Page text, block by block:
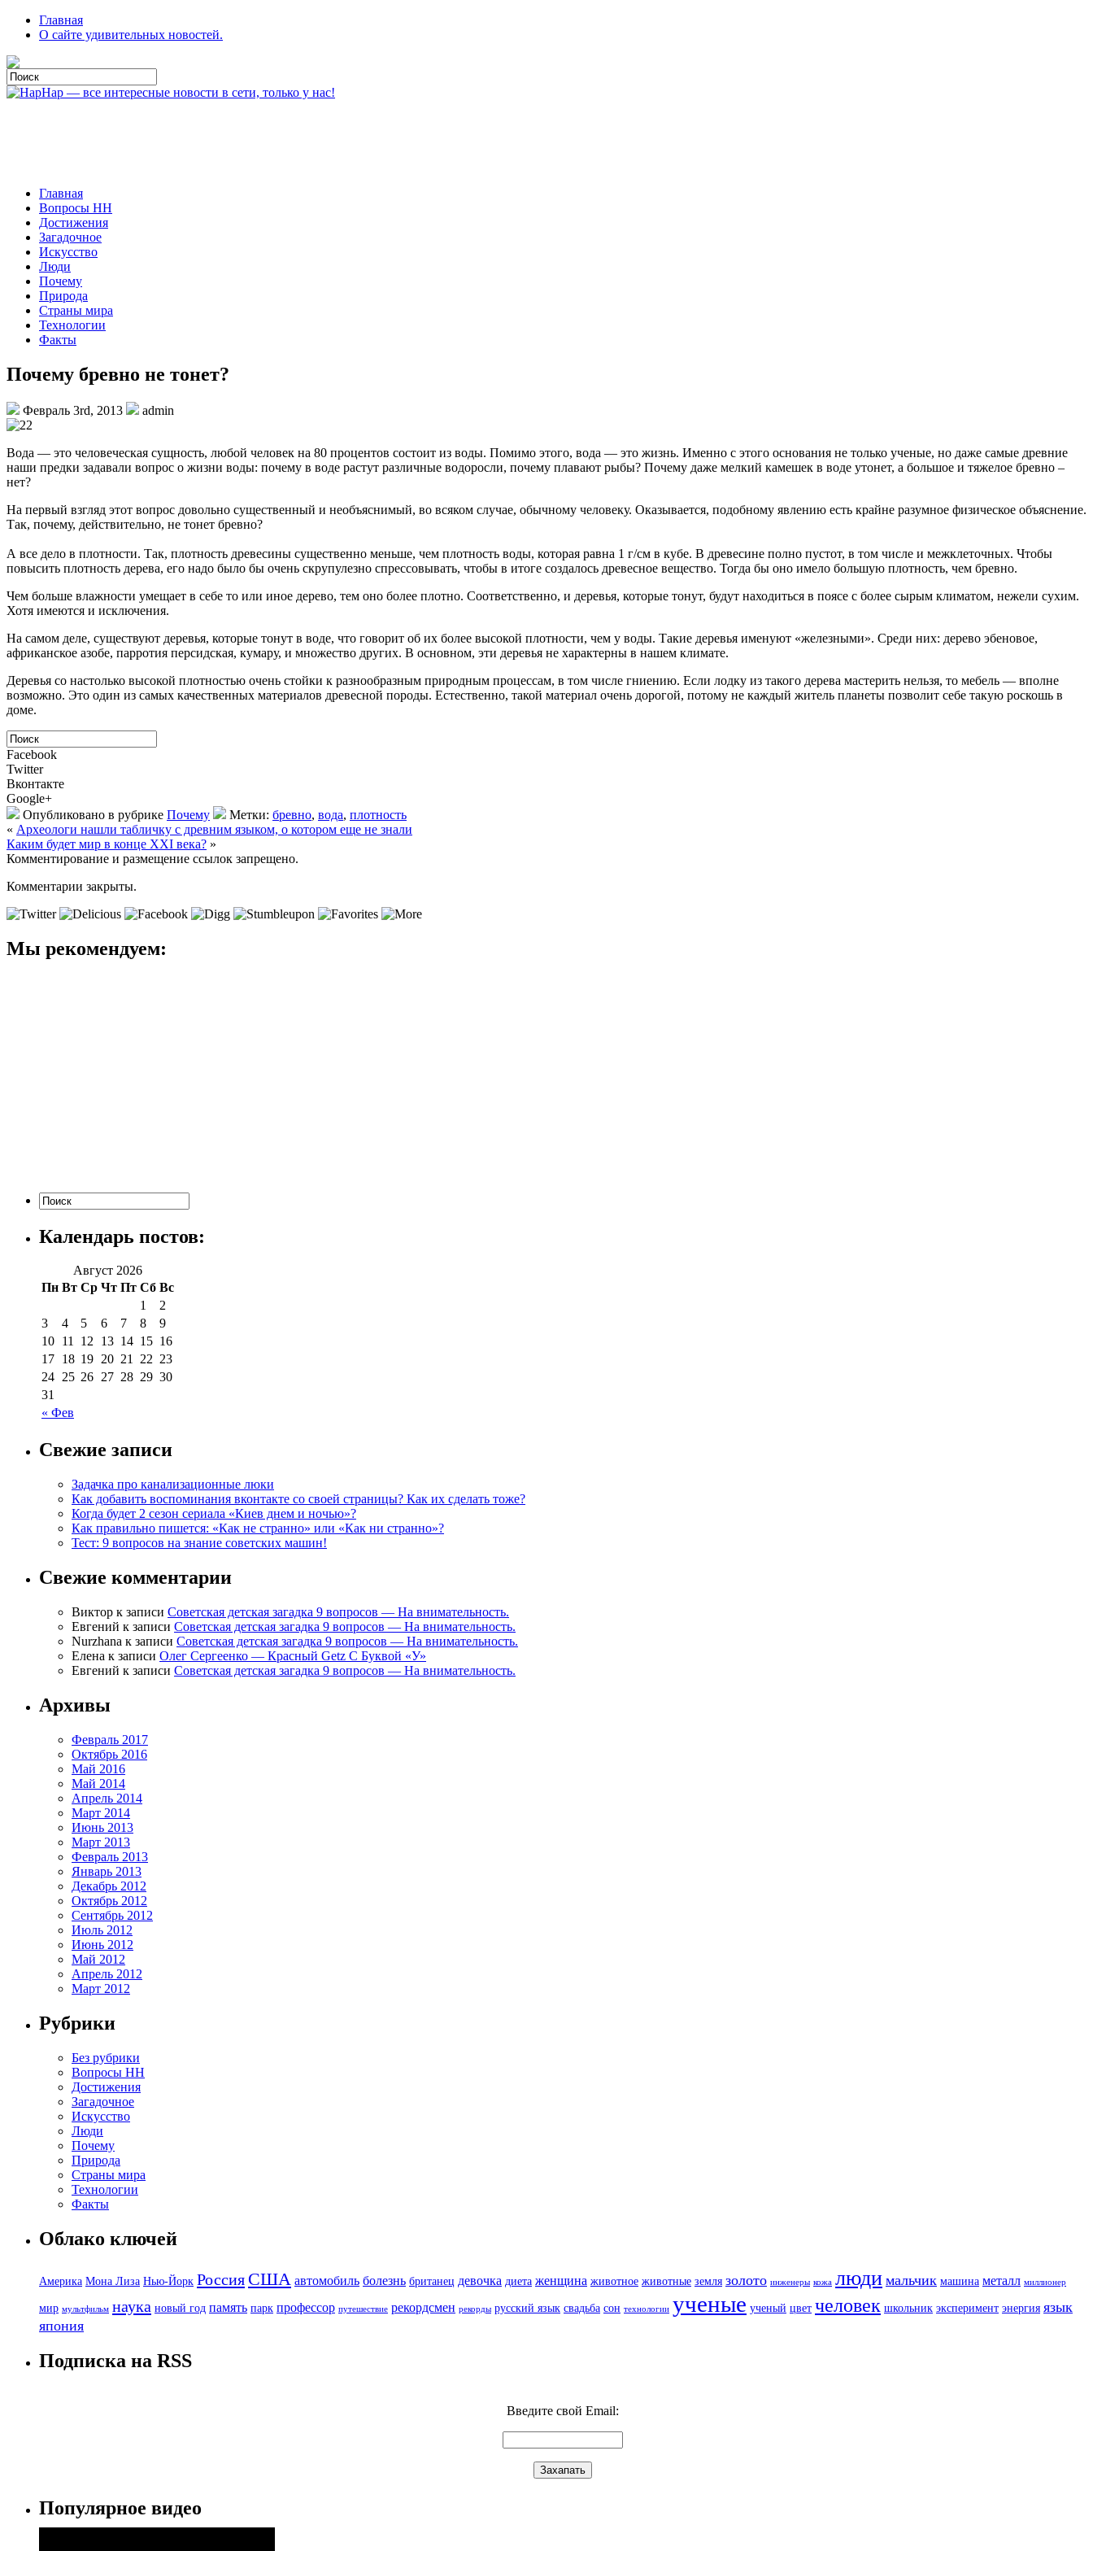
Главная
О сайте удивительных новостей.
Главная
Вопросы HH
Достижения
Загадочное
Искусство
Люди
Почему
Природа
Страны мира
Технологии
Факты
Почему бревно не тонет?
Февраль 3rd, 2013 admin
Вода — это человеческая сущность, любой человек на 80 процентов состоит из воды. Помимо этого, вода — это жизнь. Именно с этого основания не только ученые, но даже самые древние
наши предки задавали вопрос о жизни воды: почему в воде растут различные водоросли, почему плавают рыбы? Почему даже мелкий камешек в воде утонет, а большое и тяжелое бревно –
нет?
На первый взгляд этот вопрос довольно существенный и необъяснимый, во всяком случае, обычному человеку. Оказывается, подобному явлению есть крайне разумное физическое объяснение.
Так, почему, действительно, не тонет бревно?
А все дело в плотности. Так, плотность древесины существенно меньше, чем плотность воды, которая равна 1 г/см в кубе. В древесине полно пустот, в том числе и межклеточных. Чтобы
повысить плотность дерева, его надо было бы очень скрупулезно спрессовывать, чтобы в итоге создалось древесное вещество. Тогда бы оно имело большую плотность, чем бревно.
Чем больше влажности умещает в себе то или иное дерево, тем оно более плотно. Соответственно, и деревья, которые тонут, будут находиться в поясе с более сырым климатом, нежели сухим.
Хотя имеются и исключения.
На самом деле, существуют деревья, которые тонут в воде, что говорит об их более высокой плотности, чем у воды. Такие деревья именуют «железными». Среди них: дерево эбеновое,
африканское азобе, парротия персидская, кумару, и множество других. В основном, эти деревья не характерны в нашем климате.
Деревья со настолько высокой плотностью очень стойки к разнообразным природным процессам, в том числе гниению. Если лодку из такого дерева мастерить нельзя, то мебель — вполне
возможно. Это один из самых качественных материалов древесной породы. Естественно, такой материал очень дорогой, потому не каждый житель планеты позволит себе такую роскошь в
доме.
Facebook
Twitter
Вконтакте
Google+
Опубликовано в рубрике Почему Метки: бревно, вода, плотность
« Археологи нашли табличку с древним языком, о котором еще не знали
Каким будет мир в конце XXI века? »
Комментирование и размещение ссылок запрещено.
Комментарии закрыты.
Мы рекомендуем:
Календарь постов:
Август 2026
Пн Вт Ср Чт Пт Сб Вс
« Фев
1
2
3
4 5 6 7 8
9
10 11 12 13 14 15 16
17 18 19 20 21 22 23
24 25 26 27 28 29 30
31
Свежие записи
Задачка про канализационные люки
Как добавить воспоминания вконтакте со своей страницы? Как их сделать тоже?
Когда будет 2 сезон сериала «Киев днем и ночью»?
Как правильно пишется: «Как не странно» или «Как ни странно»?
Тест: 9 вопросов на знание советских машин!
Свежие комментарии
Виктор к записи Советская детская загадка 9 вопросов — На внимательность.
Евгений к записи Советская детская загадка 9 вопросов — На внимательность.
Nurzhana к записи Советская детская загадка 9 вопросов — На внимательность.
Елена к записи Олег Сергеенко — Красный Getz С Буквой «У»
Евгений к записи Советская детская загадка 9 вопросов — На внимательность.
Архивы
Февраль 2017
Октябрь 2016
Май 2016
Май 2014
Апрель 2014
Март 2014
Июнь 2013
Март 2013
Февраль 2013
Январь 2013
Декабрь 2012
Октябрь 2012
Сентябрь 2012
Июль 2012
Июнь 2012
Май 2012
Апрель 2012
Март 2012
Рубрики
Без рубрики
Вопросы HH
Достижения
Загадочное
Искусство
Люди
Почему
Природа
Страны мира
Технологии
Факты
Облако ключей
Америка Мона Лиза Нью-Йорк Россия США автомобиль болезнь британец девочка диета женщина животное животные земля золото инженеры кожа люди мальчик машина металл миллионер
мир мультфильм наука новый год память парк профессор путешествие рекордсмен рекорды русский язык свадьба сон технологии ученые ученый цвет человек школьник эксперимент энергия язык
япония
Подписка на RSS
Введите свой Email:
Популярное видео